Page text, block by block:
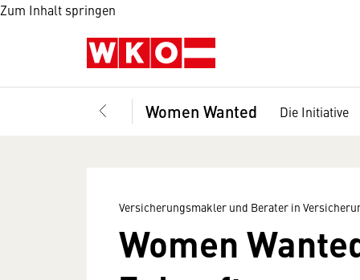
Zum Inhalt springen
Women Wanted Die Initiative
Versicherungsmakler und Berater in
Women